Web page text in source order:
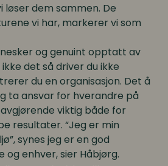
løser dem sammen. De
vi har, markerer vi som
og genuint opptatt av
det så driver du ikke
du en organisasjon. Det å
ansvar for hverandre på
viktig både for
resultater. “Jeg er min
synes jeg er en god
enhver, sier Håbjørg.